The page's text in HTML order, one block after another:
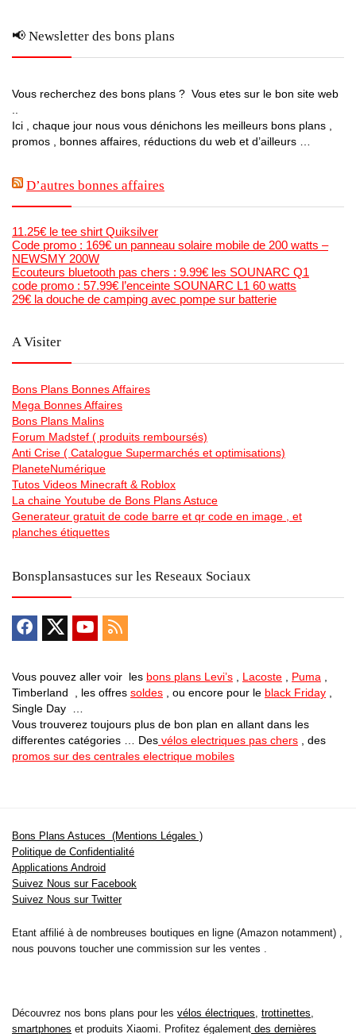
📢 Newsletter des bons plans
Vous recherchez des bons plans ? Vous etes sur le bon site web
Ici , chaque jour nous vous dénichons les meilleurs bons plans ,
promos , bonnes affaires, réductions du web et d’ailleurs …
D’autres bonnes affaires
11.25€ le tee shirt Quiksilver
Code promo : 169€ un panneau solaire mobile de 200 watts –
NEWSMY 200W
Ecouteurs bluetooth pas chers : 9.99€ les SOUNARC Q1
code promo : 57.99€ l’enceinte SOUNARC L1 60 watts
29€ la douche de camping avec pompe sur batterie
A Visiter
Bons Plans Bonnes Affaires
Mega Bonnes Affaires
Bons Plans Malins
Forum Madstef ( produits remboursés)
Anti Crise ( Catalogue Supermarchés et optimisations)
PlaneteNumérique
Tutos Videos Minecraft & Roblox
La chaine Youtube de Bons Plans Astuce
Generateur gratuit de code barre et qr code en image , et
planches étiquettes
Bonsplansastuces sur les Reseaux Sociaux
Vous pouvez aller voir les bons plans Levi’s Lacoste Puma
Timberland , les offres soldes , ou encore pour le black Friday
Single Day …
Vous trouverez toujours plus de bon plan en allant dans les
differentes catégories … Des vélos electriques pas chers , des
promos sur des centrales electrique mobiles
Bons Plans Astuces (Mentions Légales )
Politique de Confidentialité
Applications Android
Suivez Nous sur Facebook
Suivez Nous sur Twitter
Etant affilié à de nombreuses boutiques en ligne (Amazon notamment) ,
nous pouvons toucher une commission sur les ventes .
Découvrez nos bons plans pour les vélos électriques trottinettes
smartphones et produits Xiaomi. Profitez également des dernières